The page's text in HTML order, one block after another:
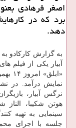
اصغر فرهادی
برد که در
دهد.
به گزارش کارکادو
آبیار یکی از فیلم
نمایش درآمد. در
نرگس آبیار،
هوتن شکیبا، الناز
سینمایی به تهیه
جلسه با اجرای